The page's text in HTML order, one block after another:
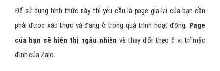
Để sử dụng hình thức này thì yêu cầu là page gia lai của bạn cần
phải được xác thực và đang ở trong quá trình hoạt động. Page
của bạn sẽ hiển thị ngẫu nhiên và thay đổi theo 6 vị trí mặc
định của Zalo.